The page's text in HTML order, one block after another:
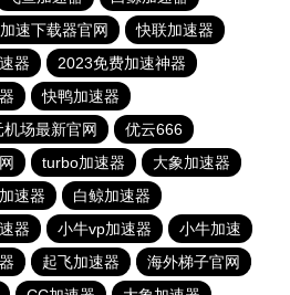
速下载器官网
快联加速器
器
2023免费加速神器
快鸭加速器
机场最新官网
优云666
turbo加速器
大象加速器
速器
白鲸加速器
器 小牛vp加速器
小牛加速
起飞加速器
海外梯子官网